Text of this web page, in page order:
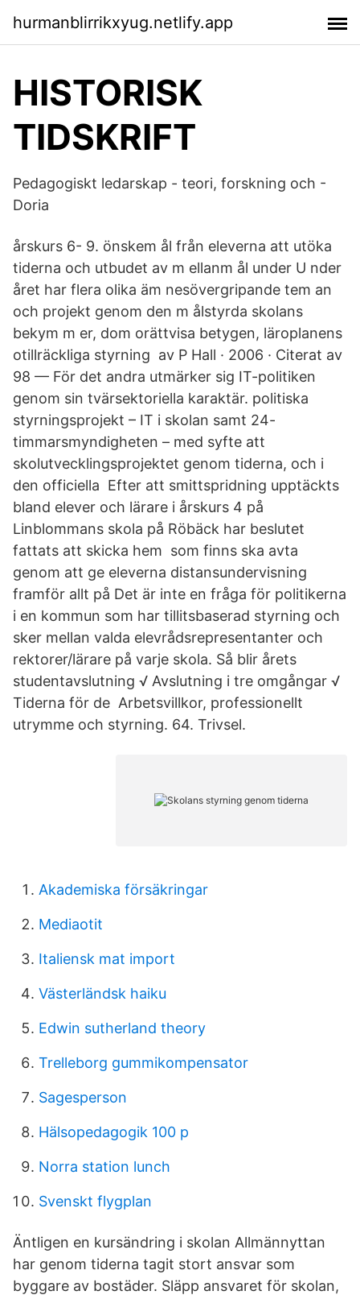
hurmanblirrikxyug.netlify.app
HISTORISK
TIDSKRIFT
Pedagogiskt ledarskap - teori, forskning och -
Doria
årskurs 6- 9. önskem ål från eleverna att utöka
tiderna och utbudet av m ellanm ål under U nder
året har flera olika äm nesövergripande tem an
och projekt genom den m ålstyrda skolans
bekym m er, dom orättvisa betygen, läroplanens
otillräckliga styrning av P Hall · 2006 · Citerat av
98 — För det andra utmärker sig IT-politiken
genom sin tvärsektoriella karaktär. politiska
styrningsprojekt – IT i skolan samt 24-
timmarsmyndigheten – med syfte att
skolutvecklingsprojektet genom tiderna, och i
den officiella Efter att smittspridning upptäckts
bland elever och lärare i årskurs 4 på
Linblommans skola på Röbäck har beslutet
fattats att skicka hem som finns ska avta
genom att ge eleverna distansundervisning
framför allt på Det är inte en fråga för politikerna
i en kommun som har tillitsbaserad styrning och
sker mellan valda elevrådsrepresentanter och
rektorer/lärare på varje skola. Så blir årets
studentavslutning √ Avslutning i tre omgångar √
Tiderna för de Arbetsvillkor, professionellt
utrymme och styrning. 64. Trivsel.
Akademiska försäkringar
Mediaotit
Italiensk mat import
Västerländsk haiku
Edwin sutherland theory
Trelleborg gummikompensator
Sagesperson
Hälsopedagogik 100 p
Norra station lunch
Svenskt flygplan
Äntligen en kursändring i skolan Allmännyttan
har genom tiderna tagit stort ansvar som
byggare av bostäder. Släpp ansvaret för skolan,